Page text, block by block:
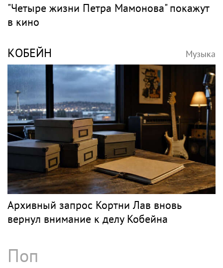
"Четыре жизни Петра Мамонова" покажут
в кино
КОБЕЙН Музыка
Архивный запрос Кортни Лав вновь
вернул внимание к делу Кобейна
Поп